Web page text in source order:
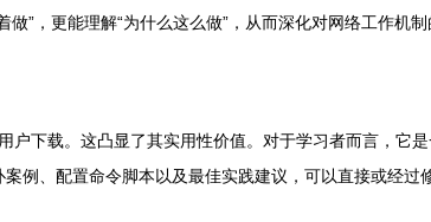
”，更能理解“为什么这么做”，从而深化对网络工作机制
下载。这凸显了其实用性价值。对于学习者而言，它
例、配置命令脚本以及最佳实践建议，可以直接或经过